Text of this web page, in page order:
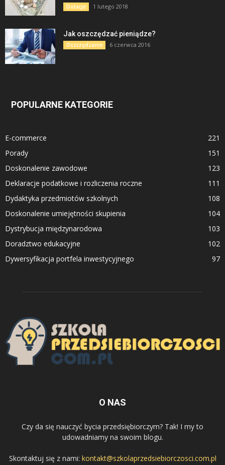
Dotacje 1 lutego 2018
Jak oszczędzać pieniądze?
Oszczędzanie 6 czerwca 2016
POPULARNE KATEGORIE
E-commerce
221
Porady
151
Doskonalenie zawodowe
123
Deklaracje podatkowe i rozliczenia roczne
111
Dydaktyka przedmiotów szkolnych
108
Doskonalenie umiejętności skupienia
104
Dystrybucja międzynarodowa
103
Doradztwo edukacyjne
102
Dywersyfikacja portfela inwestycyjnego
97
O NAS
Czy da się nauczyć bycia przedsiębiorczym? Tak! I my to
udowadniamy na swoim blogu.
Skontaktuj się z nami: kontakt@szkolaprzedsiebiorczosci.com.pl